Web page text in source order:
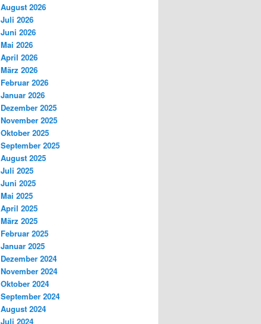
August 2026
Juli 2026
Juni 2026
Mai 2026
April 2026
März 2026
Februar 2026
Januar 2026
Dezember 2025
November 2025
Oktober 2025
September 2025
August 2025
Juli 2025
Juni 2025
Mai 2025
April 2025
März 2025
Februar 2025
Januar 2025
Dezember 2024
November 2024
Oktober 2024
September 2024
August 2024
Juli 2024